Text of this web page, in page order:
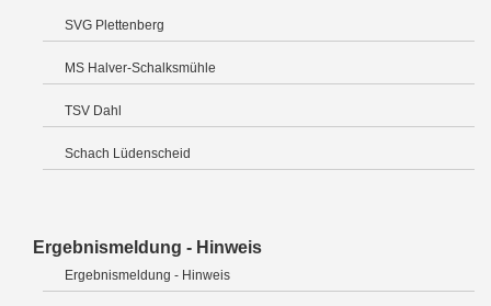
SVG Plettenberg
MS Halver-Schalksmühle
TSV Dahl
Schach Lüdenscheid
Ergebnismeldung - Hinweis
Ergebnismeldung - Hinweis